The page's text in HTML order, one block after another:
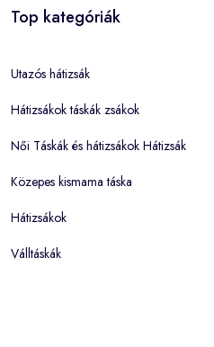
Top kategóriák
Utazós hátizsák
Hátizsákok táskák zsákok
Női Táskák és hátizsákok Hátizsák
Közepes kismama táska
Hátizsákok
Válltáskák